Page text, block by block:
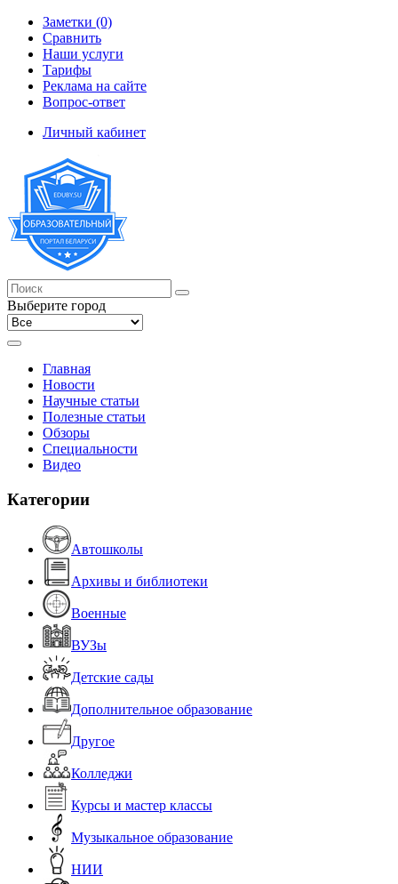
Заметки (0)
Сравнить
Наши услуги
Тарифы
Реклама на сайте
Вопрос-ответ
Личный кабинет
Выберите город
Главная
Новости
Научные статьи
Полезные статьи
Обзоры
Специальности
Видео
Категории
Автошколы
Архивы и библиотеки
Военные
ВУЗы
Детские сады
Дополнительное образование
Другое
Колледжи
Курсы и мастер классы
Музыкальное образование
НИИ